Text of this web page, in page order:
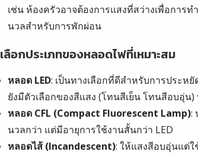
เช่น ห้องครัวอาจต้องการแสงที่สว่างเพื่อการ
นวลสำหรับการพักผ่อน
เลือกประเภทของหลอดไฟที่เหมาะสม
หลอด LED: เป็นทางเลือกที่ดีสำหรับการประห
ยังมีตัวเลือกของสีแสง (โทนสีเย็น โทนสีอบอุ่น
หลอด CFL (Compact Fluorescent Lamp):
นวลกว่า แต่มีอายุการใช้งานสั้นกว่า LED
หลอดไส้ (Incandescent): ให้แสงสีอบอุ่นแต่